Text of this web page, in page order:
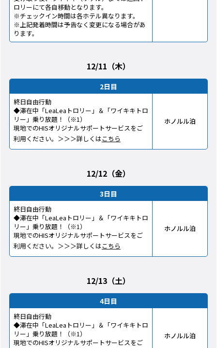
ロリーにて各自移動となります。
※チェックイン時間は各ホテル異なります。
※上記発着時間は予告なく変更になる場合があ
ります。
12/11（木）
2日目
終日自由行動
◆滞在中「LeaLeaトロリー」＆「ワイキキトロ
リー」乗り放題！（※1）
現地でのHISオリジナルサポートサービスをご
利用ください。＞＞＞詳しくはこちら
ホノルル泊
12/12（金）
3日目
終日自由行動
◆滞在中「LeaLeaトロリー」＆「ワイキキトロ
リー」乗り放題！（※1）
現地でのHISオリジナルサポートサービスをご
利用ください。＞＞＞詳しくはこちら
ホノルル泊
12/13（土）
4日目
終日自由行動
◆滞在中「LeaLeaトロリー」＆「ワイキキトロ
リー」乗り放題！（※1）
現地でのHISオリジナルサポートサービスをご
ホノルル泊